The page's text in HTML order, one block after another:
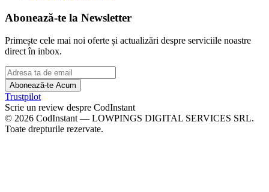
Abonează-te la Newsletter
Primește cele mai noi oferte și actualizări despre serviciile noastre
direct în inbox.
Abonează-te Acum
Trustpilot
Scrie un review despre CodInstant
© 2026 CodInstant — LOWPINGS DIGITAL SERVICES SRL.
Toate drepturile rezervate.